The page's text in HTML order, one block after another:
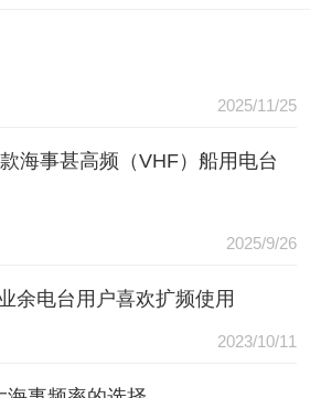
2025/11/25
海事甚高频（VHF）船用电台
2025/9/26
余电台用户喜欢扩频使用
2023/10/11